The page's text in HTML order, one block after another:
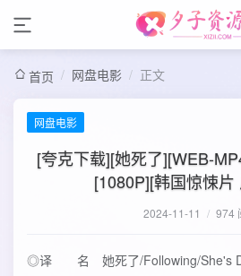
首页 / 网盘电影 / 正文
网盘电影
[夸克下载][她死了][WEB-
[1080P][韩国惊悚片
2024-11-11 / 974
◎译 名 她死了/Following/She's